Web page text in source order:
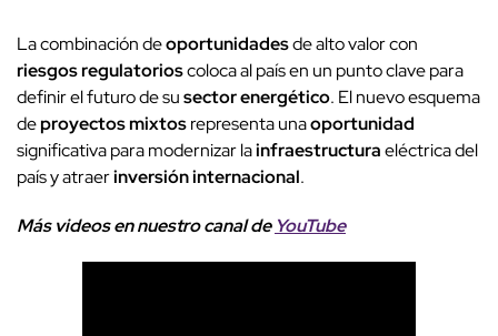
La combinación deoportunidadesde alto valor con
riesgos regulatorioscoloca al país en un punto clave para
definir el futuro de susector energético. El nuevo esquema
deproyectos mixtosrepresenta unaoportunidad
significativa para modernizar lainfraestructuraeléctrica del
país y atraerinversión internacional.
Más videosen nuestro canal de YouTube